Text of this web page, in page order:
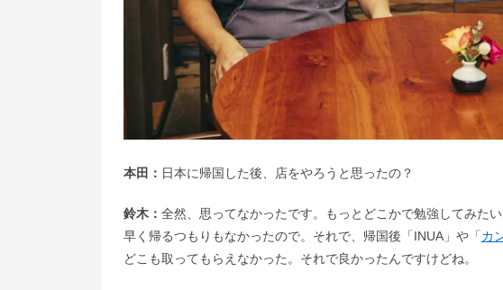
本田： 日本に帰国した後、店をやろうと思ったの？
鈴木： 全然、思ってなかったです。もっとどこかで勉強してみた
早く帰るつもりもなかったので。それで、帰国後「INUA」や「カ
どこも取ってもらえなかった。それで良かったんですけどね。